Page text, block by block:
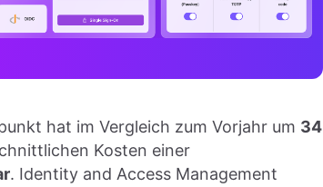
hat im Vergleich zum Vorjahr um 34
Kosten einer
. Identity and Access Management